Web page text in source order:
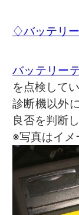
♢バッテリ
バッテリー
を点検してい
診断機以外
良否を判断
※写真はイメ